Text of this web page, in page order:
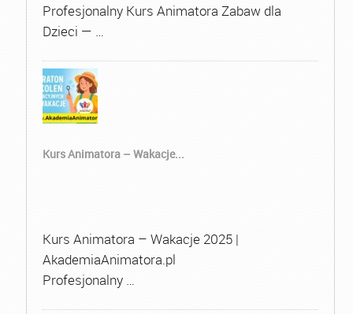
Profesjonalny Kurs Animatora Zabaw dla
Dzieci — …
Kurs Animatora – Wakacje...
Kurs Animatora – Wakacje 2025 |
AkademiaAnimatora.pl
Profesjonalny …